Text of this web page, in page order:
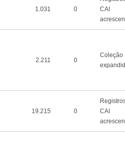
1.031 0
CAI
2.211 0
Coleção
19.215 0
CAI